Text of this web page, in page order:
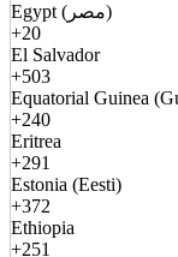
Egypt (مصر)
+20
El Salvador
+503
Equatorial Guinea
+240
Eritrea
+291
Estonia (Eesti)
+372
Ethiopia
+251